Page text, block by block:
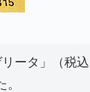
ータ」（税込